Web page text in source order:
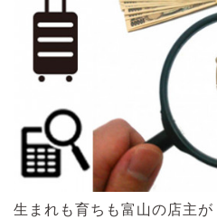
生まれも育ちも富山の店主が